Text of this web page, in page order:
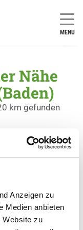
Anzeigen zu
Medien anbieten
Website zu
MENU
Nähe
km gefunden
Details
Details